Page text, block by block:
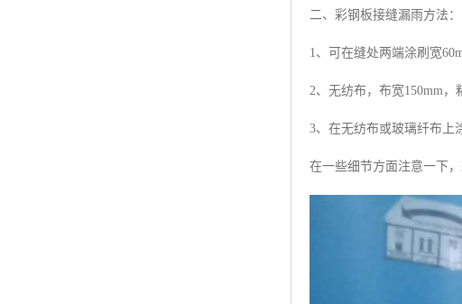
二、彩钢板接缝漏雨方法：
1、可在缝处两端涂刷宽
2、无纺布，布宽150mm，
3、在无纺布或玻璃纤布上
在一些细节方面注意一下